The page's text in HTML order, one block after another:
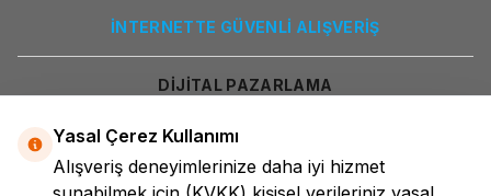
İNTERNETTE GÜVENLİ ALIŞVERİŞ
DİJİTAL PAZARLAMA
Yasal Çerez Kullanımı
Alışveriş deneyimlerinize daha iyi hizmet